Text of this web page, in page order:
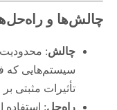
چالش‌ها و
چالش: محدودیت
سیستم‌هایی که
تأثیرات مثبتی
راه‌حل: استفاده